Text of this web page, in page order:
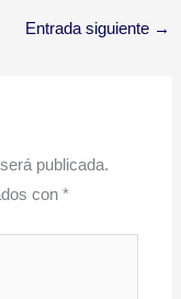
Entrada siguiente →
publicada.
con*